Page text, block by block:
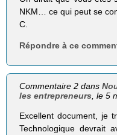
NKM… ce qui peut se
C.
Répondre à ce
Commentaire 2 dans
les entrepreneurs, le 5
Excellent document, je
Technologique devrait